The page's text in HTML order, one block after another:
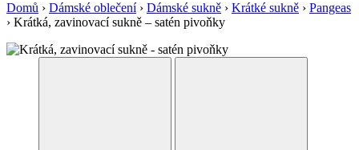
Domů › Dámské oblečení › Dámské sukně › Krátké sukně › Pangeas
› Krátká, zavinovací sukně – satén pivoňky